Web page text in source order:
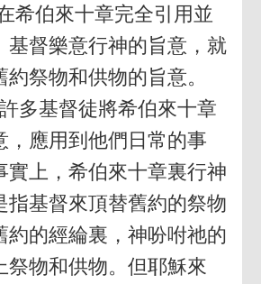
希伯來十章完全引用並
基督樂意行神的旨意，就
祭物和供物的旨意。
許多基督徒將希伯來十章
，應用到他們日常的事
實上，希伯來十章裏行神
指基督來頂替舊約的祭物
約的經綸裏，神吩咐祂的
祭物和供物。但耶穌來